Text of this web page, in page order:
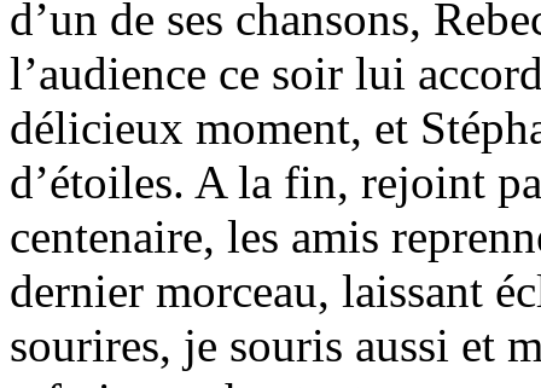
d’un de ses chansons,
l’audience ce soir lui
délicieux moment, et
d’étoiles. A la fin, rejoint
centenaire, les amis
dernier morceau, laissant
sourires, je souris aussi et